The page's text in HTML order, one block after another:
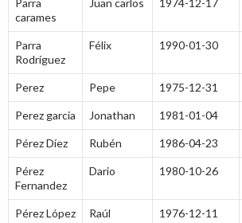
Parra
carames
Juan carlos 1974-12-17
Parra
Rodríguez
Félix 1990-01-30
Perez Pepe 1975-12-31
Perez garcia Jonathan 1981-01-04
Pérez Díez Rubén 1986-04-23
Pérez
Fernandez
Dario 1980-10-26
Pérez López Raúl 1976-12-11